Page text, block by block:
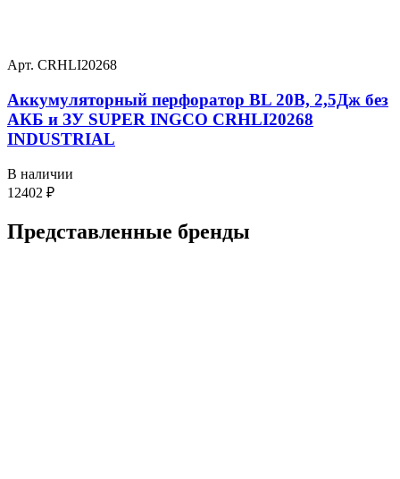
Арт. CRHLI20268
Аккумуляторный перфоратор BL 20В, 2,5Дж без
АКБ и ЗУ SUPER INGCO CRHLI20268
INDUSTRIAL
В наличии
12402 ₽
Представленные бренды